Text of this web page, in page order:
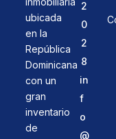
ubicada
en la
República
Dominicana
con un
gran
inventario
de
2
0
2
8
in
f
o
@